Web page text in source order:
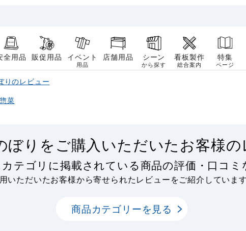
全用品 販促用品 イベント
用品
店舗用品 シーン
から探す
看板製作
総合案内
特集
ページ
りのレビュー
菜
ぼりをご購入いただいたお客様
テゴリに掲載されている商品の評価・口コ
いただいたお客様から寄せられたレビューをご紹介しています
商品カテゴリーを見る